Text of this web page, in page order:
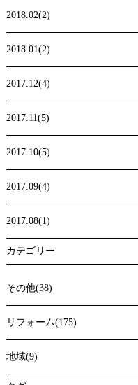
2018.02(2)
2018.01(2)
2017.12(4)
2017.11(5)
2017.10(5)
2017.09(4)
2017.08(1)
カテゴリー
その他(38)
リフォーム(175)
地域(9)